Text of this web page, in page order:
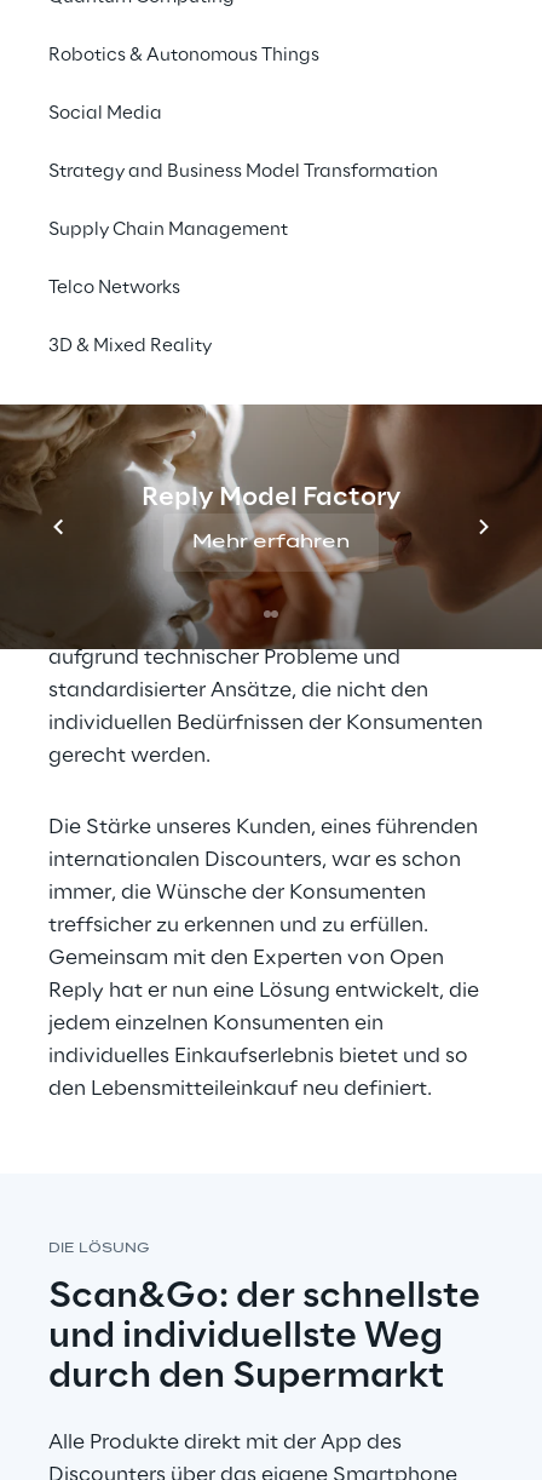
Robotics & Autonomous Things
Social Media
Strategy and Business Model Transformation
Supply Chain Management
Telco Networks
3D & Mixed Reality
Reply Model Factory
Mehr erfahren
Stressfreier Einkauf
statt Kassenfrust
Der Einkauf im Supermarkt kann schnell zum
hektisches Umpacken der Ware, während
die nächsten Artikel bereits über den
Scanner gezogen werden. Viele
Einzelhändler setzen daher zunehmend auf
Selbstbedienungskassen. Doch statt mehr
Flexibilität zu schaffen, verzögern viele
dieser neuen Systeme den Einkaufsprozess
aufgrund technischer Probleme und
standardisierter Ansätze, die nicht den
individuellen Bedürfnissen der Konsumenten
gerecht werden.
Die Stärke unseres Kunden, eines führenden
internationalen Discounters, war es schon
immer, die Wünsche der Konsumenten
treffsicher zu erkennen und zu erfüllen.
Gemeinsam mit den Experten von Open
Reply hat er nun eine Lösung entwickelt, die
jedem einzelnen Konsumenten ein
individuelles Einkaufserlebnis bietet und so
den Lebensmitteileinkauf neu definiert.
DIE LÖSUNG
Scan&Go: der schnellste
und individuellste Weg
durch den Supermarkt
Alle Produkte direkt mit der App des
Discounters über das eigene Smartphone